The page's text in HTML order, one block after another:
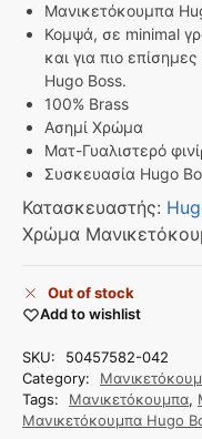
Μανικετόκουμπα
Κομψά, σε minimal
και για πιο
Hugo Boss.
100% Brass
Ασημί Χρώμα
Ματ-Γυαλιστερό
Συσκευασία Hugo
Κατασκευαστής:
Χρώμα
Out of stock
Add to wishlist
SKU:
50457582-042
Category:
Tags:
Μανικετόκουμπα,
Μανικετόκουμπα Hugo